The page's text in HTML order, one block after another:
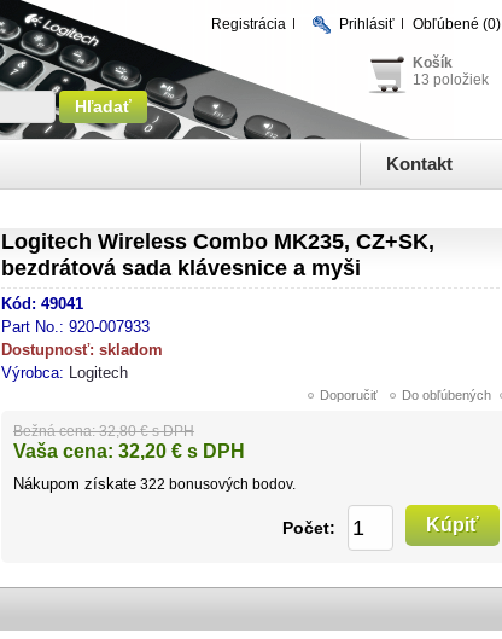
Registrácia Prihlásiť Obľúbené (0)
Košík
13 položiek
Kontakt
Logitech Wireless Combo MK235, CZ+SK,
bezdrátová sada klávesnice a myši
Kód: 49041
Part No.: 920-007933
Dostupnosť: skladom
Výrobca:
Logitech
Bežná cena: 32,80 € s DPH
Vaša cena: 32,20 € s DPH
Nákupom získate 322 bonusových bodov.
Počet: